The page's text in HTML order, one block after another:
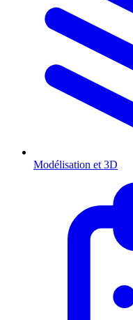
Modélisation et 3D